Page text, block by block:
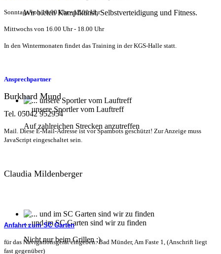
Wir bieten Kampfkunst, Selbstverteidigung und Fitness.
... unsere Sportler vom Lauftreff
Auf zahlreichen Strecken anzutreffen
... und im SC Garten sind wir zu finden
Nicht nur beim Grillen ;)
Sonntags von 10.00 Uhr - 12.00 Uhr
Mittwochs von 16.00 Uhr - 18.00 Uhr
In den Wintermonaten findet das Training in der KGS-Halle statt.
Ansprechpartner
Burkhard Mund
Tel. 05042 952954
Mail. Diese E-Mail-Adresse ist vor Spambots geschützt! Zur Anzeige muss
JavaScript eingeschaltet sein.
Claudia Mildenberger
Anfahrt zum SC Garten
für das Navigationsgerät eingeben: Bad Münder, Am Faste 1, (Anschrift liegt
fast gegenüber)